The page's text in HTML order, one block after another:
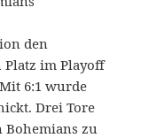
den
im Playoff
6:1 wurde
Drei Tore
Bohemians zu